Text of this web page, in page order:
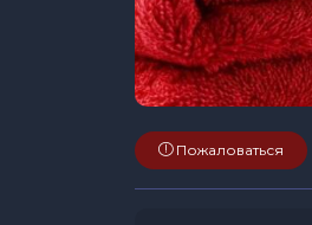
Пожаловаться